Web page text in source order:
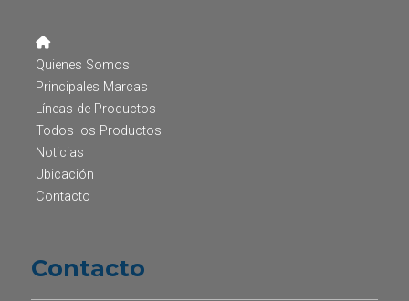
Quienes Somos
Principales Marcas
Líneas de Productos
Todos los Productos
Noticias
Ubicación
Contacto
Contacto